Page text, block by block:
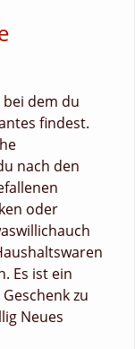
dem du
findest.
nach den
oder
Es ist ein
zu
Neues